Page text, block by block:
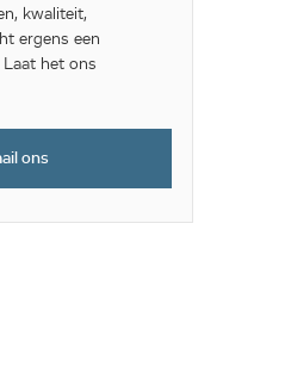
kwaliteit,
ergens een
het ons
ons